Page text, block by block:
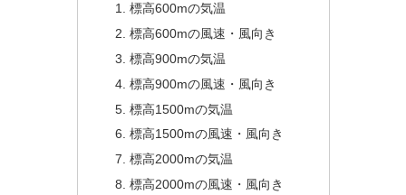
標高600mの気温
標高600mの風速・風向き
標高900mの気温
標高900mの風速・風向き
標高1500mの気温
標高1500mの風速・風向き
標高2000mの気温
標高2000mの風速・風向き